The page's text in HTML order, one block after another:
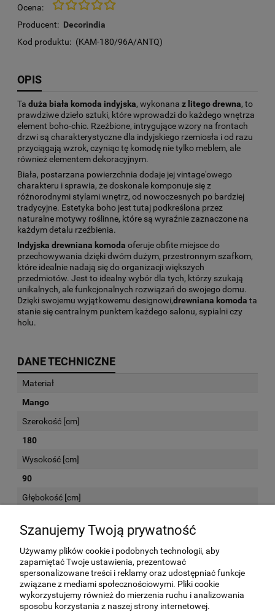
Ocena:
Producent: Decorindia
Kod produktu: (KAM-180/96A/ANTQ)
OPIS
Ta duża biała komoda indyjska, wykonana z litego drewna, to
prawdziwe dzieło sztuki, które wprowadzi do każdego wnętrza
element boho-chic. Rzeźbione, intrygujące wzory na frontach
drzwi są charakterystyczne dla indyjskiego rzemiosła i od razu
przyciągają wzrok, czyniąc tę komodę nie tylko meblem, ale
również elementem dekoracyjnym.
Biała, postarzana powierzchnia dodaje jej vintage'owego
charakteru i sprawia, że doskonale komponuje się z
różnorodnymi stylami wnętrz, od nowoczesnych po bardziej
tradycyjne. Estetyka boho jest tutaj podkreślona przez
naturalne motywy roślinne, które są wyraźnie zaznaczone na
każdym detalu rzeźbienia.
Indyjska drewniana komoda oferuje obfite miejsce do
przechowywania dzięki dwóm dużym, przestronnym szafkom,
które idealnie nadają się do organizacji większych
przedmiotów. Jest to idealny wybór dla tych, którzy szukają
unikalnych, ale funkcjonalnych rozwiązań do swojego domu.
Dzięki swojemu wyjątkowemu designowi,drewniana komoda ta
stanie się centralnym punktem każdego salonu, sypialni czy
holu.
DANE TECHNICZNE
Materiał
Mango
Szerokość [cm]
180
Wysokość [cm]
90
Głębokość [cm]
KOSZTY DOSTAWY
Kurier -(meble przed wysyłką są sprawdzane
i odpowiednio zabezpieczone. Koszt wysyłki
kurierskiej nie obejmuje wniesienia na piętro
160,00 zł
Szanujemy Twoją prywatność
Używamy plików cookie i podobnych technologii, aby
zapamiętać Twoje ustawienia, prezentować
spersonalizowane treści i reklamy oraz udostępniać funkcje
związane z mediami społecznościowymi. Pliki cookie
wykorzystujemy również do mierzenia ruchu i analizowania
sposobu korzystania z naszej strony internetowej.